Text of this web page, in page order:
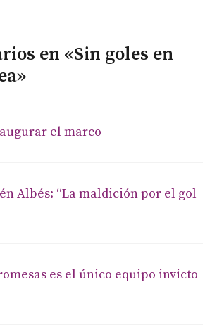
en «Sin goles en
el marco
Albés: “La maldición por el gol
es el único equipo invicto